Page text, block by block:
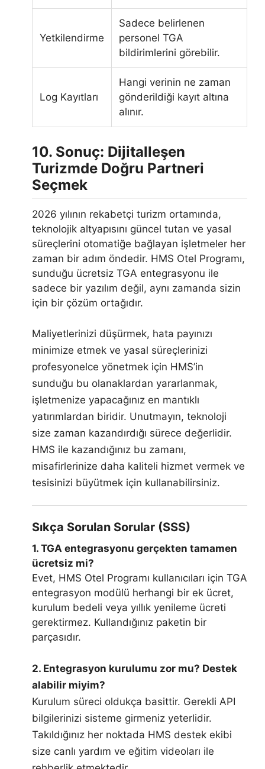
Yetkilendirme
Sadece belirlenen
personel TGA
bildirimlerini görebilir.
Log Kayıtları
Hangi verinin ne zaman
gönderildiği kayıt altına
alınır.
10. Sonuç: Dijitalleşen
Turizmde Doğru Partneri
Seçmek
2026 yılının rekabetçi turizm ortamında,
teknolojik altyapısını güncel tutan ve yasal
süreçlerini otomatiğe bağlayan işletmeler her
zaman bir adım öndedir. HMS Otel Programı,
sunduğu ücretsiz TGA entegrasyonu ile
sadece bir yazılım değil, aynı zamanda sizin
için bir çözüm ortağıdır.
Maliyetlerinizi düşürmek, hata payınızı
minimize etmek ve yasal süreçlerinizi
profesyonelce yönetmek için HMS’in
sunduğu bu olanaklardan yararlanmak,
işletmenize yapacağınız en mantıklı
yatırımlardan biridir. Unutmayın, teknoloji
size zaman kazandırdığı sürece değerlidir.
HMS ile kazandığınız bu zamanı,
misafirlerinize daha kaliteli hizmet vermek ve
tesisinizi büyütmek için kullanabilirsiniz.
Sıkça Sorulan Sorular (SSS)
1. TGA entegrasyonu gerçekten tamamen
ücretsiz mi?
Evet, HMS Otel Programı kullanıcıları için TGA
entegrasyon modülü herhangi bir ek ücret,
kurulum bedeli veya yıllık yenileme ücreti
gerektirmez. Kullandığınız paketin bir
parçasıdır.
2. Entegrasyon kurulumu zor mu? Destek
alabilir miyim?
Kurulum süreci oldukça basittir. Gerekli API
bilgilerinizi sisteme girmeniz yeterlidir.
Takıldığınız her noktada HMS destek ekibi
size canlı yardım ve eğitim videoları ile